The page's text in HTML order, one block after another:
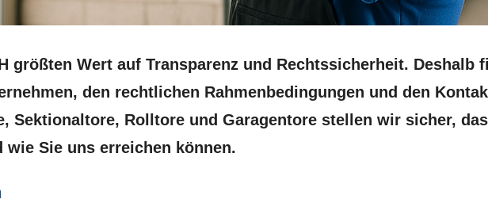
größten Wert auf Transparenz und Rechtssicherheit. Deshalb
den rechtlichen Rahmenbedingungen und den
Sektionaltore, Rolltore und Garagentore stellen wir sicher,
Sie uns erreichen können.